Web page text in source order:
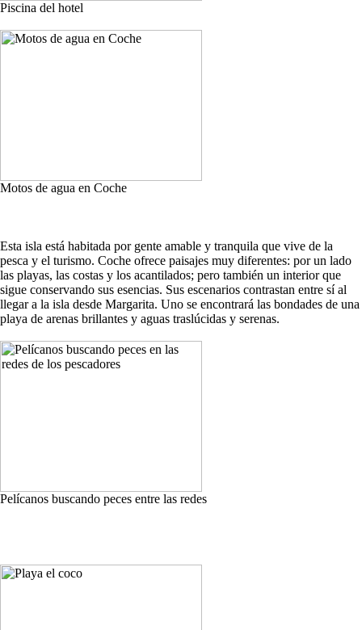
Piscina del hotel
Motos de agua en Coche
Esta isla está habitada por gente amable y tranquila que vive de la
pesca y el turismo. Coche ofrece paisajes muy diferentes: por un lado
las playas, las costas y los acantilados; pero también un interior que
sigue conservando sus esencias. Sus escenarios contrastan entre sí al
llegar a la isla desde Margarita. Uno se encontrará las bondades de una
playa de arenas brillantes y aguas traslúcidas y serenas.
Pelícanos buscando peces entre las redes